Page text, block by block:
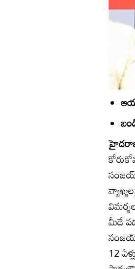
మీదే
సంజయ్‌
12